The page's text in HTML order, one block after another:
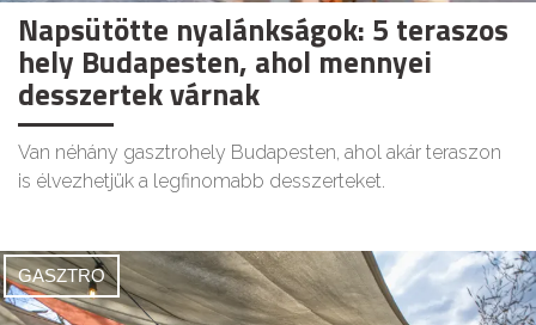
Napsütötte nyalánkságok: 5 teraszos
hely Budapesten, ahol mennyei
desszertek várnak
Van néhány gasztrohely Budapesten, ahol akár teraszon
is élvezhetjük a legfinomabb desszerteket.
GASZTRO